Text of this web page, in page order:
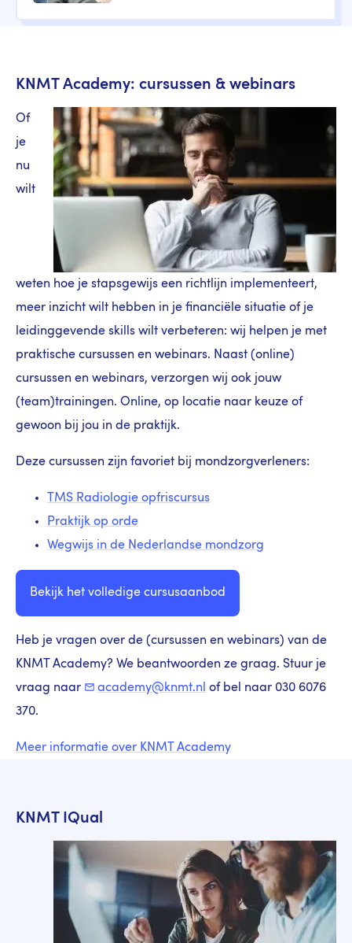
KNMT Academy: cursussen & webinars
Of
je
nu
wilt
weten hoe je stapsgewijs een richtlijn implementeert,
meer inzicht wilt hebben in je financiële situatie of je
leidinggevende skills wilt verbeteren: wij helpen je met
praktische cursussen en webinars. Naast (online)
cursussen en webinars, verzorgen wij ook jouw
(team)trainingen. Online, op locatie naar keuze of
gewoon bij jou in de praktijk.
Deze cursussen zijn favoriet bij mondzorgverleners:
TMS Radiologie opfriscursus
Praktijk op orde
Wegwijs in de Nederlandse mondzorg
Bekijk het volledige cursusaanbod
Heb je vragen over de (cursussen en webinars) van de
KNMT Academy? We beantwoorden ze graag. Stuur je
vraag naar
academy@knmt.nl of bel naar 030 6076
370.
Meer informatie over KNMT Academy
KNMT IQual